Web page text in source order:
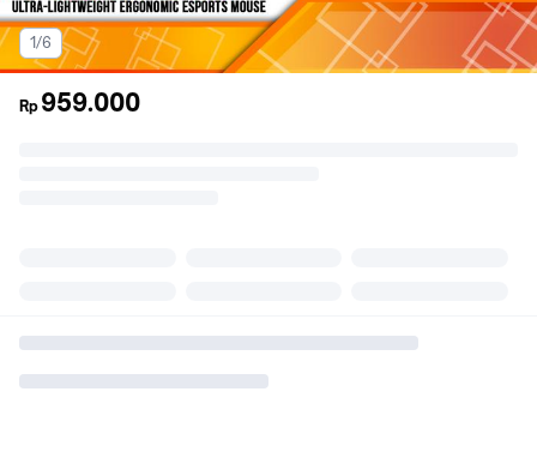
1/6
Rp 959.000